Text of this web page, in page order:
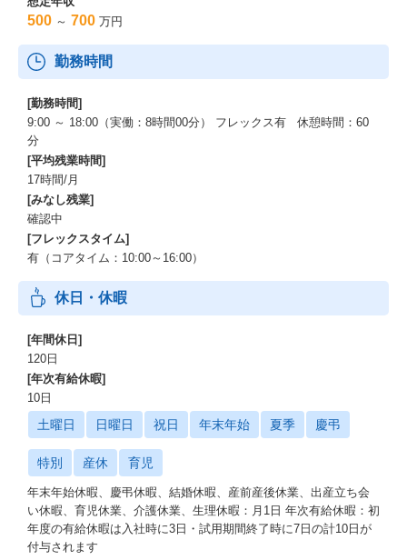
500 ～ 700 万円
勤務時間
[勤務時間]
9:00 ～ 18:00（実働：8時間00分） フレックス有 休憩時間：60
分
[平均残業時間]
17時間/月
[みなし残業]
確認中
[フレックスタイム]
有（コアタイム：10:00～16:00）
休日・休暇
[年間休日]
120日
[年次有給休暇]
10日
土曜日 日曜日 祝日 年末年始 夏季 慶弔
特別 産休 育児
年末年始休暇、慶弔休暇、結婚休暇、産前産後休業、出産立ち会
い休暇、育児休業、介護休業、生理休暇：月1日 年次有給休暇：初
年度の有給休暇は入社時に3日・試用期間終了時に7日の計10日が
付与されます